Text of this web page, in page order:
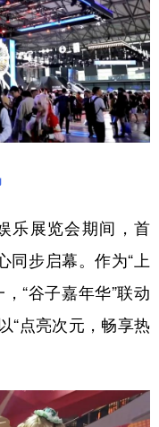
展览会期间，首
同步启幕。作为“上
“谷子嘉年华”联动
“点亮次元，畅享热